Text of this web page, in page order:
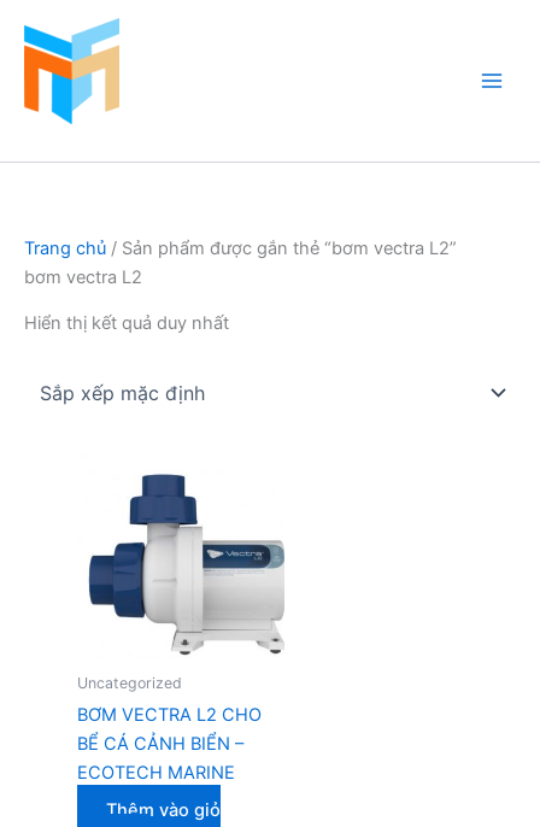
Trang chủ / Sản phẩm được gắn thẻ “bơm vectra L2”
bơm vectra L2
Hiển thị kết quả duy nhất
Uncategorized
BƠM VECTRA L2 CHO
BỂ CÁ CẢNH BIỂN –
ECOTECH MARINE
Thêm vào giỏ